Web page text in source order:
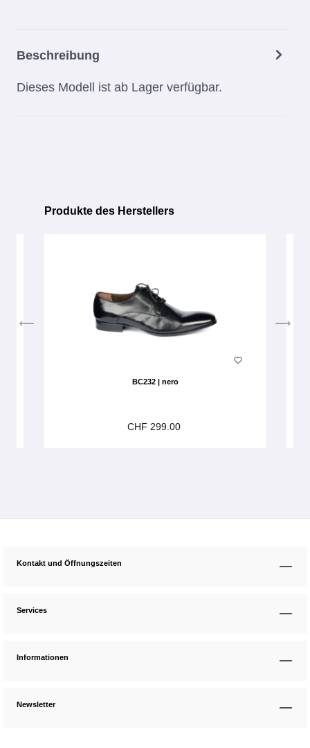
Beschreibung
Dieses Modell ist ab Lager verfügbar.
Produktgalerie überspringen
Produkte des Herstellers
BC232 | nero
CHF 299.00
Kontakt und Öffnungszeiten
Services
Informationen
Newsletter